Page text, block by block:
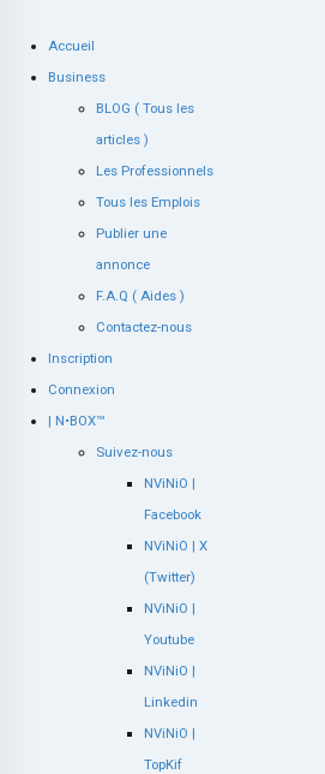
Accueil
Business
BLOG ( Tous les
articles )
Les Professionnels
Tous les Emplois
Publier une
annonce
F.A.Q ( Aides )
Contactez-nous
Inscription
Connexion
| N•BOX™
Suivez-nous
NViNiO |
Facebook
NViNiO | X
(Twitter)
NViNiO |
Youtube
NViNiO |
Linkedin
NViNiO |
TopKif